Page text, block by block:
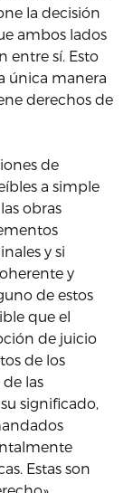
la decisión
ambos lados
entre sí. Esto
única manera
derechos de
de
a simple
obras
y si
y
de estos
que el
de juicio
de los
las
significado,
Estas son